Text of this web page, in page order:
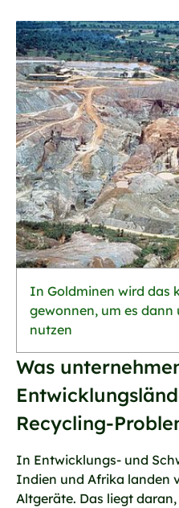
In Goldminen wird das
gewonnen, um es dann
nutzen
Was
Recycling-
In Entwicklungs- und
Indien und Afrika landen
Altgeräte. Das liegt